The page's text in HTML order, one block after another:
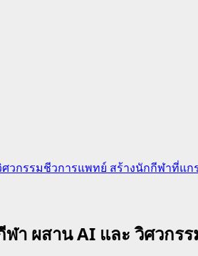
วกรรมชีวการแพทย์ สร้างนักกีฬาที่แ
า ผสาน AI และ วิศวก